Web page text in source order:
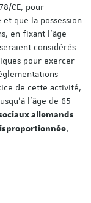
CE, pour
que la possession
en fixant l'âge
considérés
pour exercer
de cette activité,
l'âge de 65
allemands